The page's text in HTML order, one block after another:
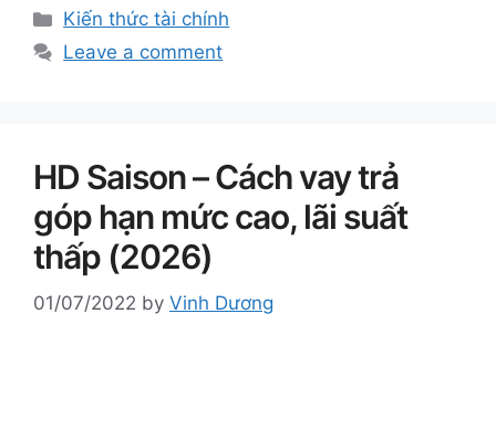
Categories
Kiến thức tài chính
Leave a comment
HD Saison – Cách vay trả
góp hạn mức cao, lãi suất
thấp (2026)
01/07/2022 by Vinh Dương